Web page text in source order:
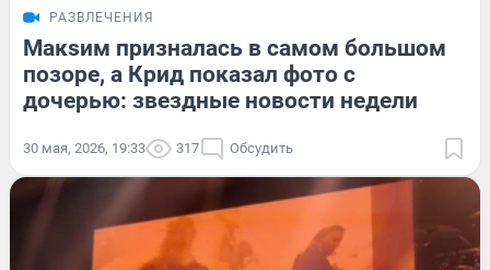
РАЗВЛЕЧЕНИЯ
Макsим призналась в самом большом
позоре, а Крид показал фото с
дочерью: звездные новости недели
30 мая, 2026, 19:33 317 Обсудить